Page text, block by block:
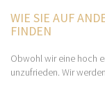
WIE SIE AUF
FINDEN
Obwohl wir eine hoch
unzufrieden. Wir